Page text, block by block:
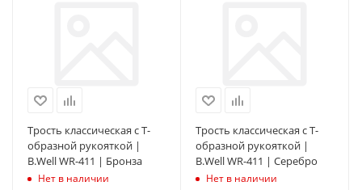
Трость классическая с Т-
образной рукояткой |
B.Well WR-411 | Бронза
Нет в наличии
Трость классическая с Т-
образной рукояткой |
B.Well WR-411 | Серебро
Нет в наличии